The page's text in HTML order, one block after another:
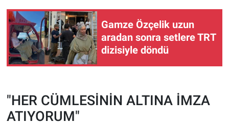
Gamze Özçelik uzun
aradan sonra setlere TRT
dizisiyle döndü
"HER CÜMLESİNİN ALTINA İMZA
ATIYORUM"